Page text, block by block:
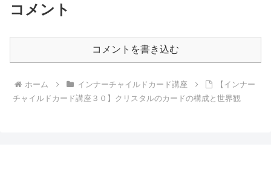
コメント
コメントを書き込む
ホーム インナーチャイルドカード講座
【インナー
チャイルドカード講座３０】クリスタルのカードの構成と世界観